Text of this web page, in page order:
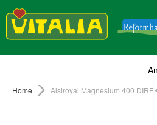
Home Alsiroyal Magnesium 400